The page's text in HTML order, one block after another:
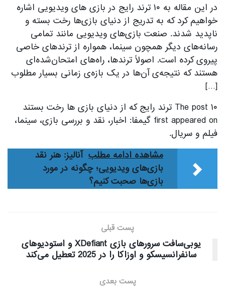
در این مقاله به ۱۰ ترند‌ رایج در بازی های ویدیویی اشاره
خواهیم کرد که به تدریج از دنیای بازی‌ها رخت بسته و
ناپدید شدند. صنعت بازی‌های ویدیویی مانند تمامی
رسانه‌های دیگر همچون سینما، همواره از ترندهای خاصی
پیروی کرده است. اصولاً ترندها، راه‌های امتحان‌شده‌ای
هستند که نتیجه‌ی آن‌ها در یک بازه‌ی زمانی بسیار مطلوب
[…]
The post ۱۰ ترند رایج که از دنیای بازی ها رخت بستند
first appeared on گیمفا: اخبار، نقد و بررسی بازی، سینما،
فیلم و سریال.
مشاهده ادامه مطلب آنالیز: هنر نقد
بازی‌های ویدیویی؛ چگونه در مورد
بازی‌ها صحبت کنیم؟
پست قبلی
یوبی‌سافت سرورهای بازی XDefiant و استودیو‌های
سانفرانسیسکو و اوزاکا را در 2025 تعطیل می‌کند
پست بعدی